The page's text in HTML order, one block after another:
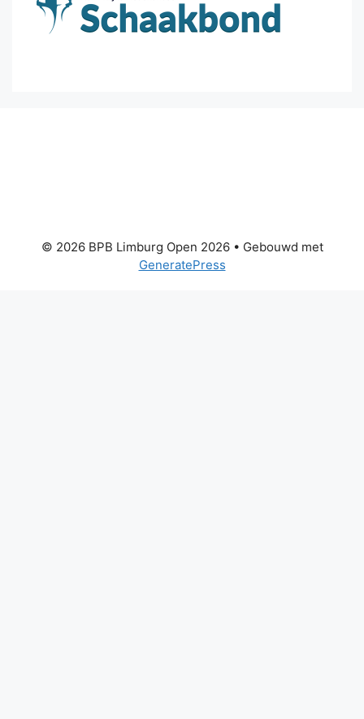
© 2026 BPB Limburg Open 2026• Gebouwd met
GeneratePress